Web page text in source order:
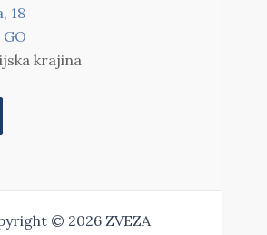
18
krajina
© 2026 ZVEZA